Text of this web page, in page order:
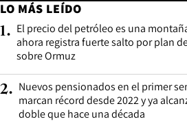
LO MÁS LEÍDO
1. El precio del petróleo es una
ahora registra fuerte salto por plan
sobre Ormuz
2. Nuevos pensionados en el primer
marcan récord desde 2022 y ya
doble que hace una década